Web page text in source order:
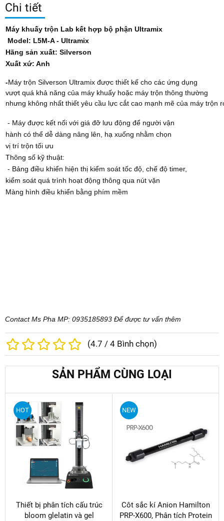
Chi tiết
Máy khuấy trộn Lab kết hợp bộ phận Ultramix
Model: L5M-A - Ultramix
Hãng sản xuất: Silverson
Xuất xứ: Anh
-Máy trộn Silverson Ultramix được thiết kế cho các ứng dụng
vượt quá khả năng của máy khuấy hoặc máy trộn thông thường
nhưng không nhất thiết yêu cầu lực cắt cao mạnh mẽ của máy trộn
- Máy được kết nối với giá đỡ lưu động để người vận
hành có thể dễ dàng nâng lên, hạ xuống nhằm chọn
vị trí trộn tối ưu
Thông số kỹ thuật:
- Bảng điều khiển hiện thị kiểm soát tốc độ, chế độ timer,
kiểm soát quá trình hoạt động thông qua nút vặn
Màng hình điều khiển bằng phím mềm
Contact Ms Pha MP: 0935185893 Để được tư vấn thêm
(4.7 / 4 Bình chọn)
SẢN PHẨM CÙNG LOẠI
HOT
Thiết bị phân tích cấu trúc
bloom glelatin và gel
NEW
Côt sắc kí Anion Hamilton
PRP-X600, Phân tích Protein